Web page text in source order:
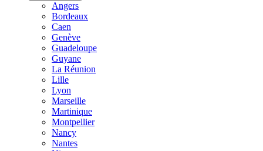
Angers
Bordeaux
Caen
Genève
Guadeloupe
Guyane
La Réunion
Lille
Lyon
Marseille
Martinique
Montpellier
Nancy
Nantes